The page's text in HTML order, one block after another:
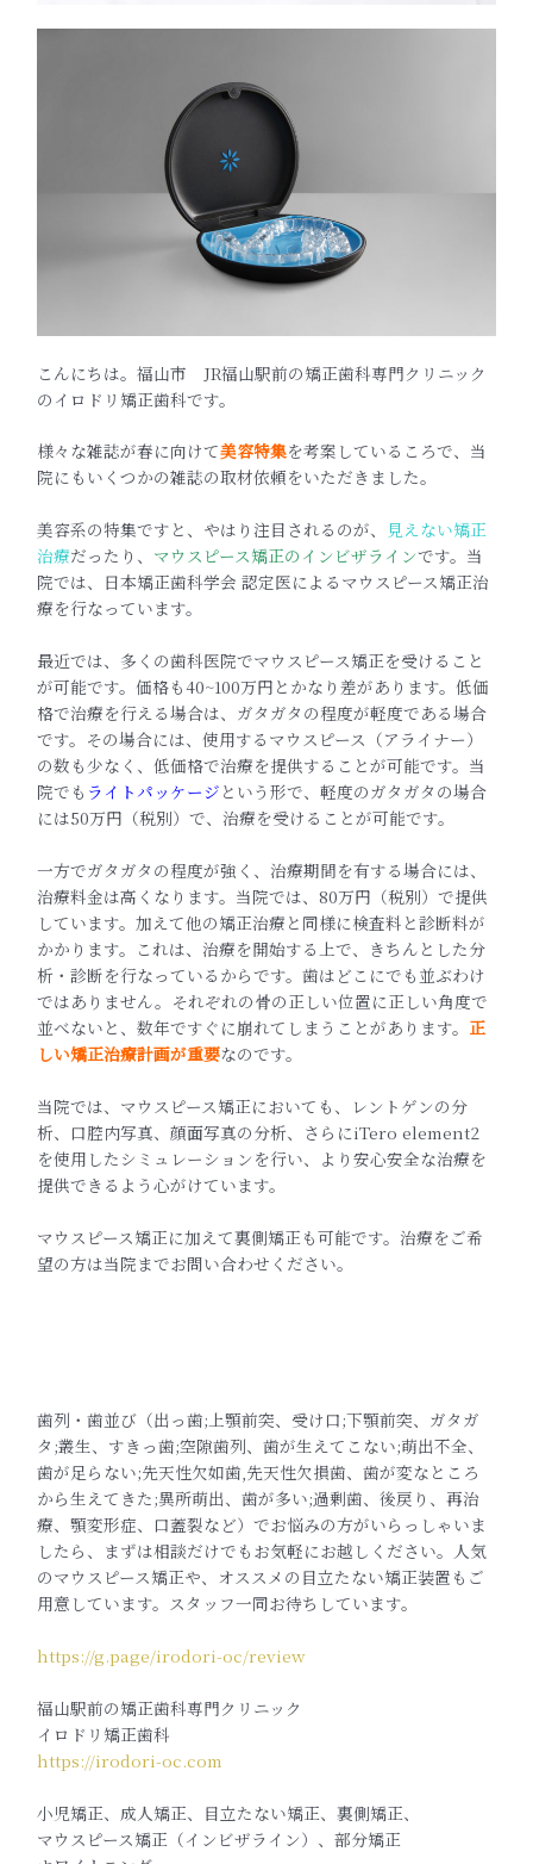
こんにちは。福山市 JR福山駅前の矯正歯科専門クリニック
のイロドリ矯正歯科です。
様々な雑誌が春に向けて美容特集を考案しているころで、当
院にもいくつかの雑誌の取材依頼をいただきました。
美容系の特集ですと、やはり注目されるのが、
見えない矯正
治療だったり、 マウスピース矯正のインビザラインです。当
院では、日本矯正歯科学会 認定医によるマウスピース矯正治
療を行なっています。
最近では、多くの歯科医院でマウスピース矯正を受けること
が可能です。価格も40~100万円とかなり差があります。低価
格で治療を行える場合は、ガタガタの程度が軽度である場合
です。その場合には、使用するマウスピース（アライナー）
の数も少なく、低価格で治療を提供することが可能です。当
院でも ライトパッケージ という形で、軽度のガタガタの場合
には50万円（税別）で、治療を受けることが可能です。
一方でガタガタの程度が強く、治療期間を有する場合には、
治療料金は高くなります。当院では、80万円（税別）で提供
しています。加えて他の矯正治療と同様に検査料と診断料が
かかります。これは、治療を開始する上で、きちんとした分
析・診断を行なっているからです。歯はどこにでも並ぶわけ
ではありません。それぞれの骨の正しい位置に正しい角度で
並べないと、数年ですぐに崩れてしまうことがあります。 正
しい矯正治療計画が重要なのです。
当院では、マウスピース矯正においても、レントゲンの分
析、口腔内写真、顔面写真の分析、さらにiTero element2
を使用したシミュレーションを行い、より安心安全な治療を
提供できるよう心がけています。
マウスピース矯正に加えて裏側矯正も可能です。治療をご希
望の方は当院までお問い合わせください。
歯列・歯並び（出っ歯;上顎前突、受け口;下顎前突、ガタガ
タ;叢生、すきっ歯;空隙歯列、歯が生えてこない;萌出不全、
歯が足らない;先天性欠如歯,先天性欠損歯、歯が変なところ
から生えてきた;異所萌出、歯が多い;過剰歯、後戻り、再治
療、顎変形症、口蓋裂など）でお悩みの方がいらっしゃいま
したら、まずは相談だけでもお気軽にお越しください。人気
のマウスピース矯正や、オススメの目立たない矯正装置もご
用意しています。スタッフ一同お待ちしています。
https://g.page/irodori-oc/review
福山駅前の矯正歯科専門クリニック
イロドリ矯正歯科
https://irodori-oc.com
小児矯正、成人矯正、目立たない矯正、裏側矯正、
マウスピース矯正（インビザライン）、部分矯正